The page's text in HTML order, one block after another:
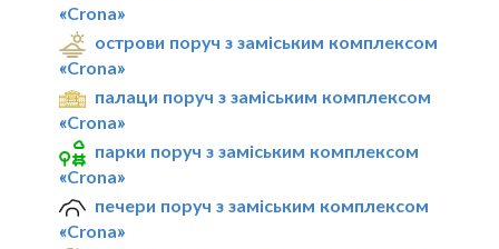
«Crona»
острови поруч з заміським комплексом
«Crona»
палаци поруч з заміським комплексом
«Crona»
парки поруч з заміським комплексом
«Crona»
печери поруч з заміським комплексом
«Crona»